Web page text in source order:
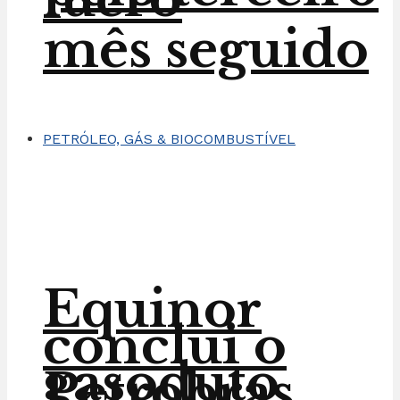
Equinor
conclui o
gasoduto
mês seguido
PETRÓLEO, GÁS & BIOCOMBUSTÍVEL